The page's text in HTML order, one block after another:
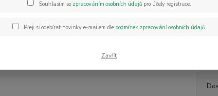
na
Souhlasím se zpracováním osobních údajůpro účely registrace.
Přeji si odebírat novinky e-mailem dle podmínek zpracování osobních údajů.
Zavřít